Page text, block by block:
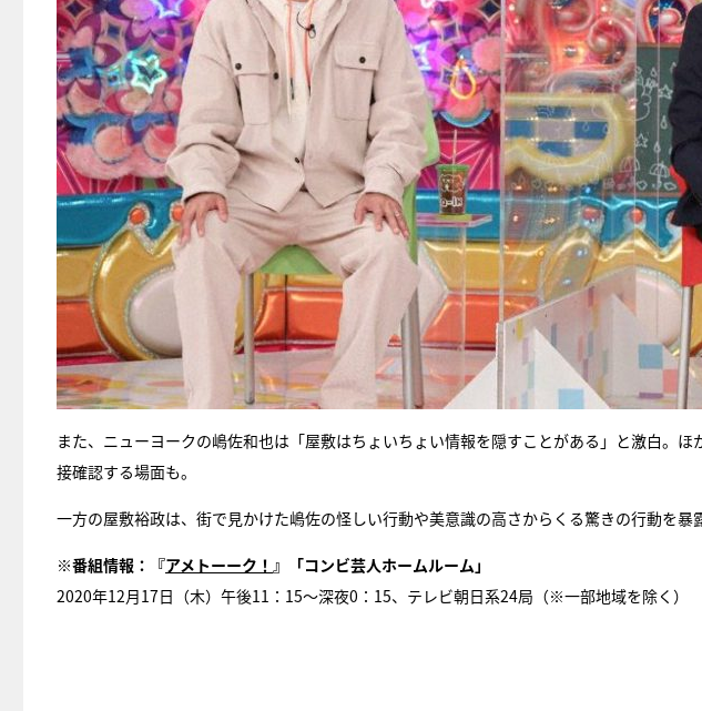
また、ニューヨークの嶋佐和也は「屋敷はちょいちょい情報を隠すことがある」と激白。
接確認する場面も。
一方の屋敷裕政は、街で見かけた嶋佐の怪しい行動や美意識の高さからくる驚きの行動を暴
※番組情報：『アメトーーク！ 』「コンビ芸人ホームルーム」
2020年12月17日（木）午後11：15～深夜0：15、テレビ朝日系24局（※一部地域を除く）